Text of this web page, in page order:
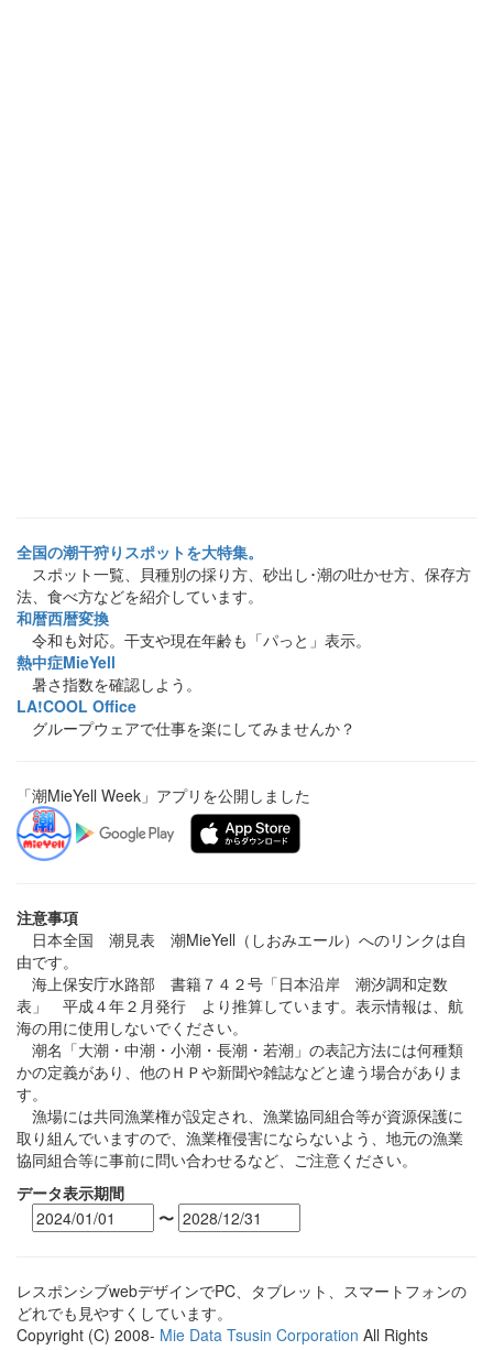
全国の潮干狩りスポットを大特集。
スポット一覧、貝種別の採り方、砂出し･潮の吐かせ方、保存方
法、食べ方などを紹介しています。
和暦西暦変換
令和も対応。干支や現在年齢も「パっと」表示。
熱中症MieYell
暑さ指数を確認しよう。
LA!COOL Office
グループウェアで仕事を楽にしてみませんか？
「潮MieYell Week」アプリを公開しました
注意事項
日本全国 潮見表 潮MieYell（しおみエール）へのリンクは自
由です。
海上保安庁水路部 書籍７４２号「日本沿岸 潮汐調和定数
表」 平成４年２月発行 より推算しています。表示情報は、航
海の用に使用しないでください。
潮名「大潮・中潮・小潮・長潮・若潮」の表記方法には何種類
かの定義があり、他のＨＰや新聞や雑誌などと違う場合がありま
す。
漁場には共同漁業権が設定され、漁業協同組合等が資源保護に
取り組んでいますので、漁業権侵害にならないよう、地元の漁業
協同組合等に事前に問い合わせるなど、ご注意ください。
データ表示期間
〜
レスポンシブwebデザインでPC、タブレット、スマートフォンの
どれでも見やすくしています。
Copyright (C) 2008- Mie Data Tsusin Corporation All Rights